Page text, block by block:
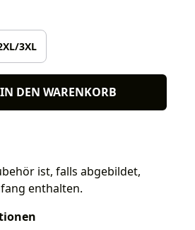
3XL
IN DEN WARENKORB
ist, falls abgebildet,
enthalten.